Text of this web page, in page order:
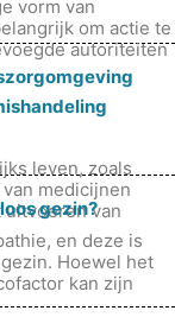
vorm van
om actie te
autoriteiten
leven, zoals
medicijnen
van
gezin?
en deze is
Hoewel het
kan zijn